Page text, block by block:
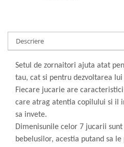
Descriere
Setul de zornaitori ajuta atat
tau, cat si pentru dezvoltarea
Fiecare jucarie are
care atrag atentia copilului si il
sa invete.
Dimenisunile celor 7 jucarii
bebelusilor, acestia putand sa le